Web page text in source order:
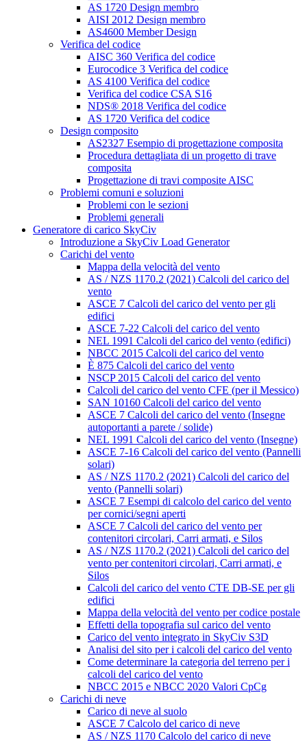
AS 1720 Design membro
AISI 2012 Design membro
AS4600 Member Design
Verifica del codice
AISC 360 Verifica del codice
Eurocodice 3 Verifica del codice
AS 4100 Verifica del codice
Verifica del codice CSA S16
NDS® 2018 Verifica del codice
AS 1720 Verifica del codice
Design composito
AS2327 Esempio di progettazione composita
Procedura dettagliata di un progetto di trave
composita
Progettazione di travi composite AISC
Problemi comuni e soluzioni
Problemi con le sezioni
Problemi generali
Generatore di carico SkyCiv
Introduzione a SkyCiv Load Generator
Carichi del vento
Mappa della velocità del vento
AS / NZS 1170.2 (2021) Calcoli del carico del
vento
ASCE 7 Calcoli del carico del vento per gli
edifici
ASCE 7-22 Calcoli del carico del vento
NEL 1991 Calcoli del carico del vento (edifici)
NBCC 2015 Calcoli del carico del vento
È 875 Calcoli del carico del vento
NSCP 2015 Calcoli del carico del vento
Calcoli del carico del vento CFE (per il Messico)
SAN 10160 Calcoli del carico del vento
ASCE 7 Calcoli del carico del vento (Insegne
autoportanti a parete / solide)
NEL 1991 Calcoli del carico del vento (Insegne)
ASCE 7-16 Calcoli del carico del vento (Pannelli
solari)
AS / NZS 1170.2 (2021) Calcoli del carico del
vento (Pannelli solari)
ASCE 7 Esempi di calcolo del carico del vento
per cornici/segni aperti
ASCE 7 Calcoli del carico del vento per
contenitori circolari, Carri armati, e Silos
AS / NZS 1170.2 (2021) Calcoli del carico del
vento per contenitori circolari, Carri armati, e
Silos
Calcoli del carico del vento CTE DB-SE per gli
edifici
Mappa della velocità del vento per codice postale
Effetti della topografia sul carico del vento
Carico del vento integrato in SkyCiv S3D
Analisi del sito per i calcoli del carico del vento
Come determinare la categoria del terreno per i
calcoli del carico del vento
NBCC 2015 e NBCC 2020 Valori CpCg
Carichi di neve
Carico di neve al suolo
ASCE 7 Calcolo del carico di neve
AS / NZS 1170 Calcolo del carico di neve